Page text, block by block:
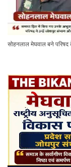
सोहनलाल मेघवाल बने परिषद